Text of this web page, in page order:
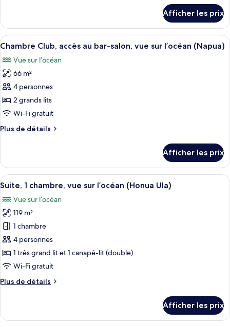
au
bar-
salon,
vue
sur
l’océan
(Napua)
Chambre
Club,
accès
bar-
salon,
sur
l’océan
(Napua)
Afficher les prix
Afficher
toutes
les
photos
pour
ce
type
chambre :
accès
au
salon,
vue
sur
l’océan
(Napua)
Une chambre d’hôtel avec un
3
Chambre Club, accès au bar-salon, vue sur l’océan (Napua)
Vue sur l’océan
66 m²
4 personnes
2 grands lits
Wi-Fi gratuit
Plus de détails
Plus
Chambre
Club,
accès
bar-
salon,
vue
sur
l’océan
(Napua)
Afficher les prix
Afficher
toutes
les
photos
pour
ce
type
de
chambre :
Suite,
vue
Un vaste espace de vie avec balcon,
3
Suite, 1 chambre, vue sur l’océan (Honua Ula)
Vue sur l’océan
119 m²
1 chambre
4 personnes
1 très grand lit et 1 canapé-lit (double)
Wi-Fi gratuit
Plus de détails
Plus
Suite,
Afficher les prix